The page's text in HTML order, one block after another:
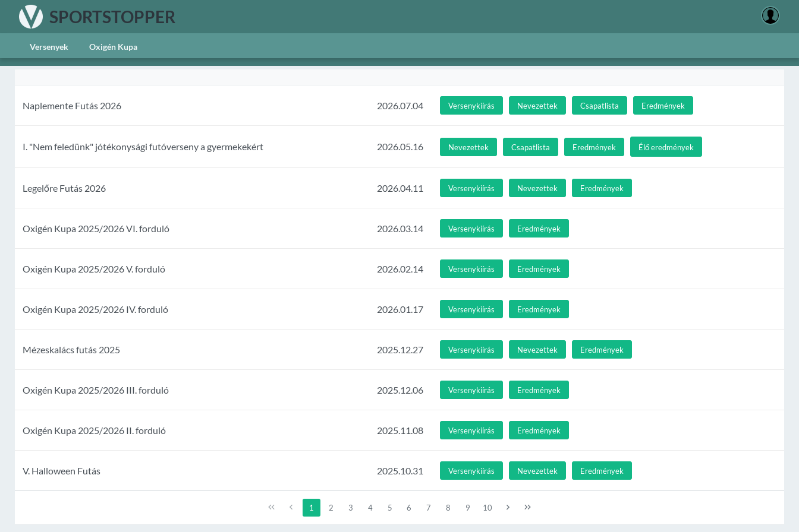
SPORTSTOPPER
Versenyek Oxigén Kupa
Naplemente Futás 2026 2026.07.04 Versenykiírás Nevezettek Csapatlista Eredmények
I. "Nem feledünk" jótékonysági futóverseny a gyermekekért 2026.05.16 Nevezettek Csapatlista Eredmények Élő eredmények
Legelőre Futás 2026 2026.04.11 Versenykiírás Nevezettek Eredmények
Oxigén Kupa 2025/2026 VI. forduló 2026.03.14 Versenykiírás Eredmények
Oxigén Kupa 2025/2026 V. forduló 2026.02.14 Versenykiírás Eredmények
Oxigén Kupa 2025/2026 IV. forduló 2026.01.17 Versenykiírás Eredmények
Mézeskalács futás 2025 2025.12.27 Versenykiírás Nevezettek Eredmények
Oxigén Kupa 2025/2026 III. forduló 2025.12.06 Versenykiírás Eredmények
Oxigén Kupa 2025/2026 II. forduló 2025.11.08 Versenykiírás Eredmények
V. Halloween Futás 2025.10.31 Versenykiírás Nevezettek Eredmények
1 2 3 4 5 6 7 8 9 10